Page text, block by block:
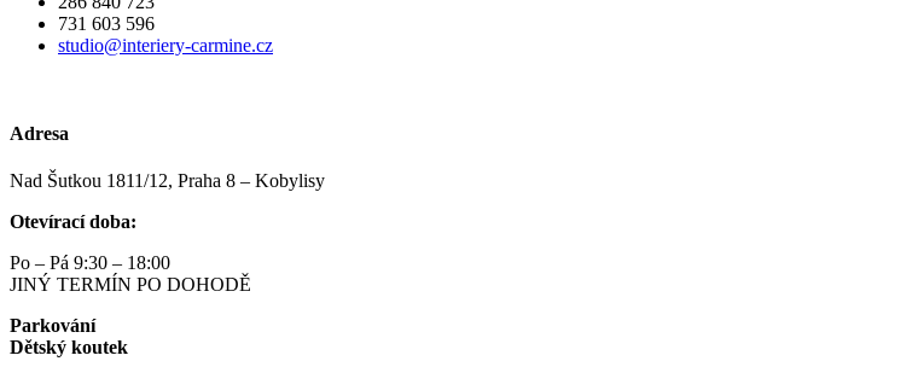
731 603 596
studio@interiery-carmine.cz
Adresa
Nad Šutkou 1811/12, Praha 8 – Kobylisy
Otevírací doba:
Po – Pá 9:30 – 18:00
JINÝ TERMÍN PO DOHODĚ
Parkování
Dětský koutek